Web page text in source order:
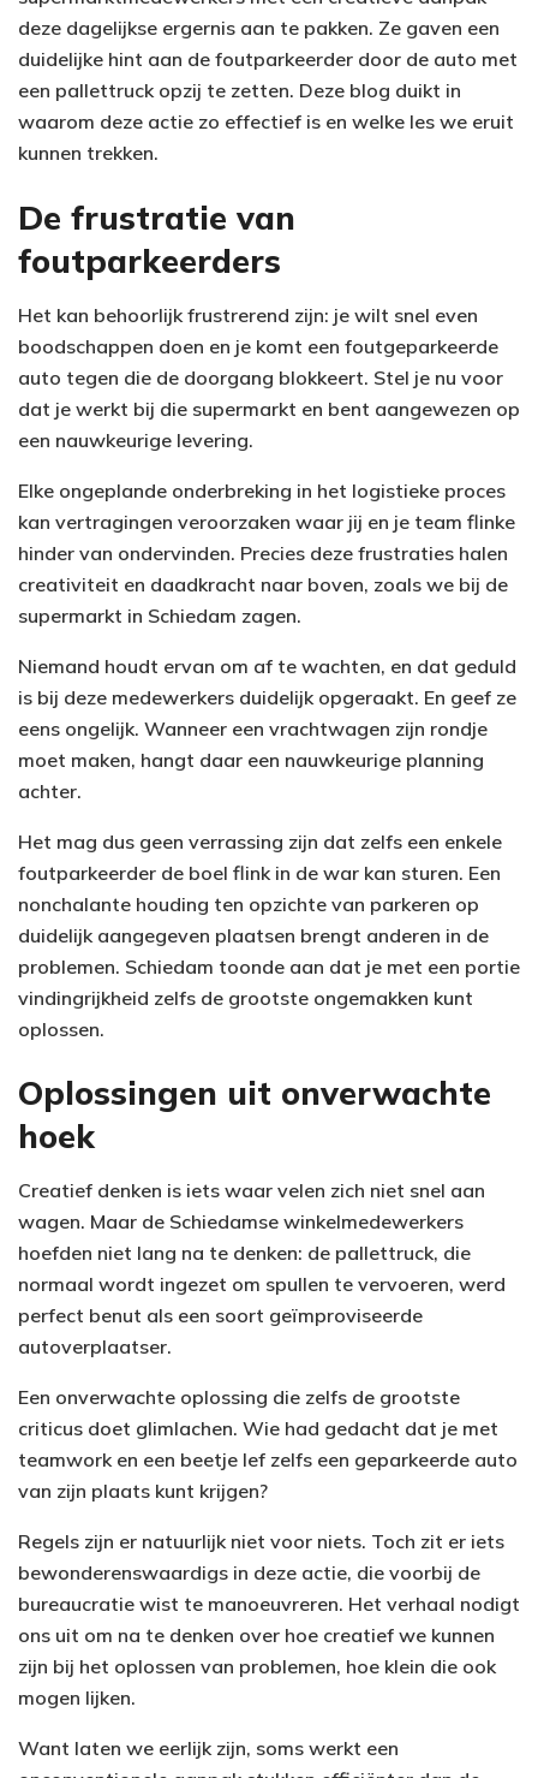
deze dagelijkse ergernis aan te pakken. Ze gaven een
duidelijke hint aan de foutparkeerder door de auto met
een pallettruck opzij te zetten. Deze blog duikt in
waarom deze actie zo effectief is en welke les we eruit
kunnen trekken.
De frustratie van
foutparkeerders
Het kan behoorlijk frustrerend zijn: je wilt snel even
boodschappen doen en je komt een foutgeparkeerde
auto tegen die de doorgang blokkeert. Stel je nu voor
dat je werkt bij die supermarkt en bent aangewezen op
een nauwkeurige levering.
Elke ongeplande onderbreking in het logistieke proces
kan vertragingen veroorzaken waar jij en je team flinke
hinder van ondervinden. Precies deze frustraties halen
creativiteit en daadkracht naar boven, zoals we bij de
supermarkt in Schiedam zagen.
Niemand houdt ervan om af te wachten, en dat geduld
is bij deze medewerkers duidelijk opgeraakt. En geef ze
eens ongelijk. Wanneer een vrachtwagen zijn rondje
moet maken, hangt daar een nauwkeurige planning
achter.
Het mag dus geen verrassing zijn dat zelfs een enkele
foutparkeerder de boel flink in de war kan sturen. Een
nonchalante houding ten opzichte van parkeren op
duidelijk aangegeven plaatsen brengt anderen in de
problemen. Schiedam toonde aan dat je met een portie
vindingrijkheid zelfs de grootste ongemakken kunt
oplossen.
Oplossingen uit onverwachte
hoek
Creatief denken is iets waar velen zich niet snel aan
wagen. Maar de Schiedamse winkelmedewerkers
hoefden niet lang na te denken: de pallettruck, die
normaal wordt ingezet om spullen te vervoeren, werd
perfect benut als een soort geïmproviseerde
autoverplaatser.
Een onverwachte oplossing die zelfs de grootste
criticus doet glimlachen. Wie had gedacht dat je met
teamwork en een beetje lef zelfs een geparkeerde auto
van zijn plaats kunt krijgen?
Regels zijn er natuurlijk niet voor niets. Toch zit er iets
bewonderenswaardigs in deze actie, die voorbij de
bureaucratie wist te manoeuvreren. Het verhaal nodigt
ons uit om na te denken over hoe creatief we kunnen
zijn bij het oplossen van problemen, hoe klein die ook
mogen lijken.
Want laten we eerlijk zijn, soms werkt een